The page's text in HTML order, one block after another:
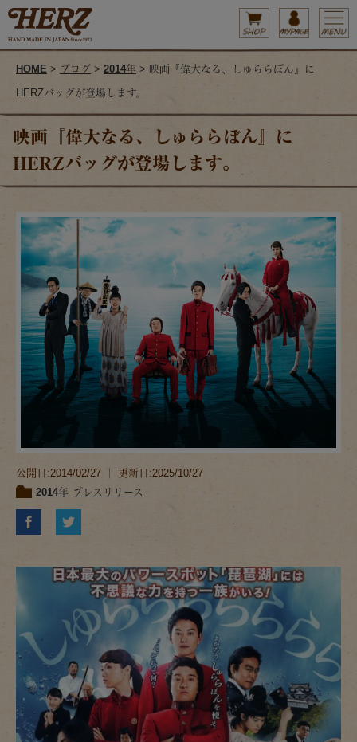
HOME > ブログ > 2014年 > 映画『偉大なる、しゅららぼん』に
HERZバッグが登場します。
映画『偉大なる、しゅららぼん』に
HERZバッグが登場します。
公開日:2014/02/27 ｜ 更新日:2025/10/27
2014年 プレスリリース